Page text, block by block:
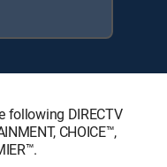
following DIRECTV
CHOICE™,